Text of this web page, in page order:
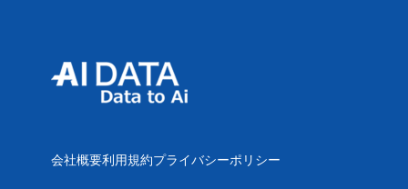
会社概要利用規約プライバシーポリシー